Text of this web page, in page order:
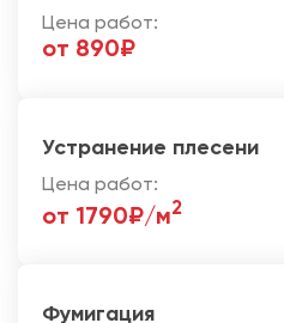
Цена работ:
от 890₽
Устранение плесени
Цена работ:
от 1790₽/м2
Фумигация